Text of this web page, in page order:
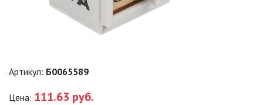
АКСЕССУАРЫ ДЛЯ
Артикул: Б0065589
Цена: 111.63 руб.